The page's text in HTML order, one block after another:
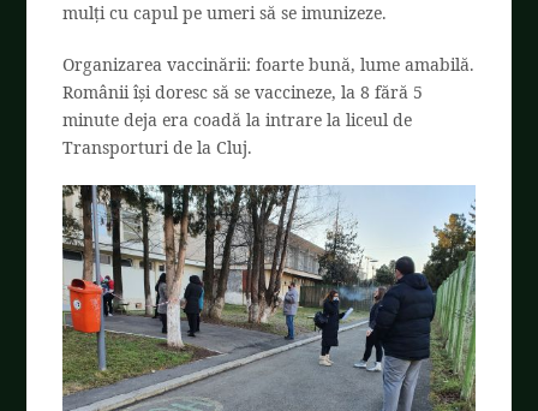
mulți cu capul pe umeri să se imunizeze.
Organizarea vaccinării: foarte bună, lume amabilă.
Românii își doresc să se vaccineze, la 8 fără 5
minute deja era coadă la intrare la liceul de
Transporturi de la Cluj.